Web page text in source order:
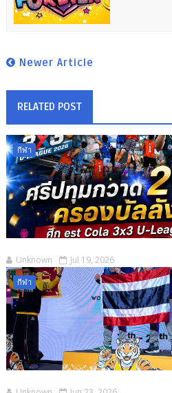
Newer Article
RELATED POST
กีฬา
Unknown Jul 19, 2026
กีฬา